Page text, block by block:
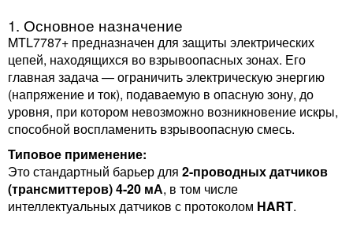
1. Основное назначение
MTL7787+ предназначен для защиты электрических
цепей, находящихся во взрывоопасных зонах. Его
главная задача — ограничить электрическую энергию
(напряжение и ток), подаваемую в опасную зону, до
уровня, при котором невозможно возникновение искры,
способной воспламенить взрывоопасную смесь.
Типовое применение:
Это стандартный барьер для 2-проводных датчиков
(трансмиттеров) 4-20 мА, в том числе
интеллектуальных датчиков с протоколом HART.